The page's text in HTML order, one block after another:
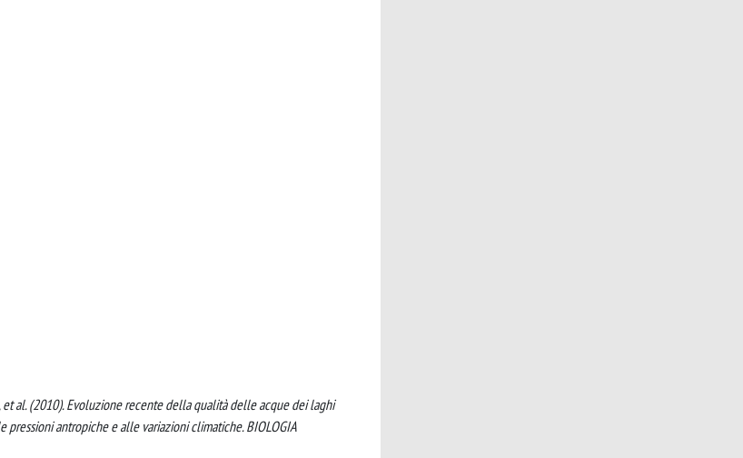
et al. (2010). Evoluzione recente della qualità delle acque dei laghi
pressioni antropiche e alle variazioni climatiche. BIOLOGIA